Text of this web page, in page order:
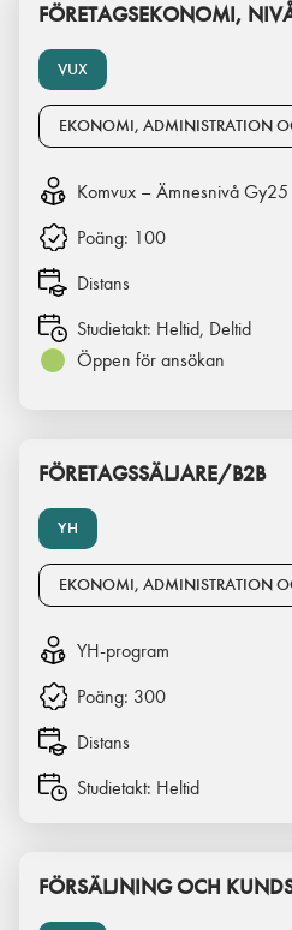
VUX
FÖRETAGSEKONOMI,
EKONOMI, ADMINISTRATION
Komvux – Ämnesnivå Gy25
Poäng: 100
Distans
Studietakt: Heltid, Deltid
Öppen för ansökan
YH
FÖRETAGSSÄLJARE/B2B
EKONOMI, ADMINISTRATION
YH-program
Poäng: 300
Distans
Studietakt: Heltid
FÖRSÄLJNING OCH